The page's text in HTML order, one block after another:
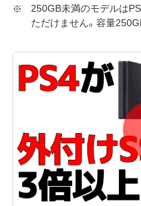
250GB未満のモデルは
ただけません。容量